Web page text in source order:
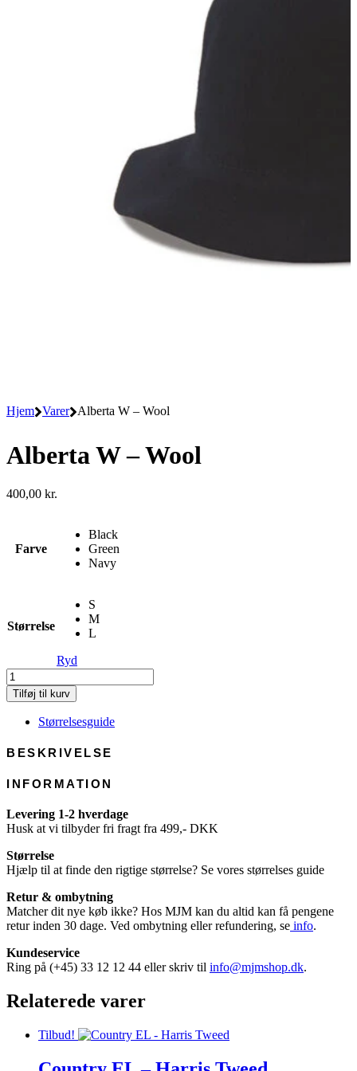
Hjem Varer Alberta W – Wool
Alberta W – Wool
400,00 kr.
Farve
Black
Green
Navy
Størrelse
S
M
L
Ryd
Alberta
W
-
Wool
Tilføj til kurv
Størrelsesguide
BESKRIVELSE
INFORMATION
Levering 1-2 hverdage
Husk at vi tilbyder fri fragt fra 499,- DKK
Størrelse
Hjælp til at finde den rigtige størrelse? Se vores størrelses guide
Retur & ombytning
Matcher dit nye køb ikke? Hos MJM kan du altid kan få pengene
retur inden 30 dage. Ved ombytning eller refundering, se info.
Kundeservice
Ring på (+45) 33 12 12 44 eller skriv til info@mjmshop.dk.
Relaterede varer
Tilbud!